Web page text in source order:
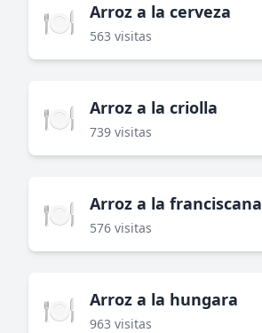
🍽️ Arroz a la cerveza
563 visitas
🍽️ Arroz a la criolla
739 visitas
🍽️ Arroz a la franciscana
576 visitas
🍽️ Arroz a la hungara
963 visitas